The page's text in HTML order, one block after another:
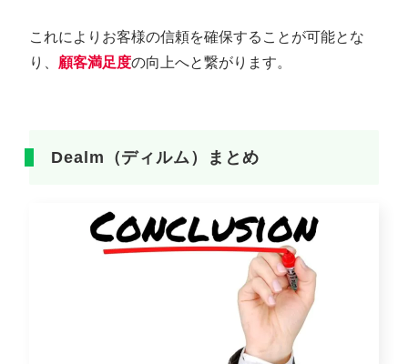
これによりお客様の信頼を確保することが可能とな
り、 顧客満足度の向上へと繋がります。
Dealm（ディルム）まとめ